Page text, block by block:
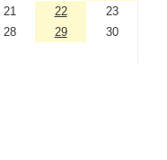
21 22
23
28 29
30